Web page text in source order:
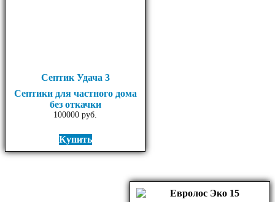
Септик Удача 3
Септики для частного дома
без откачки
100000 руб.
Купить